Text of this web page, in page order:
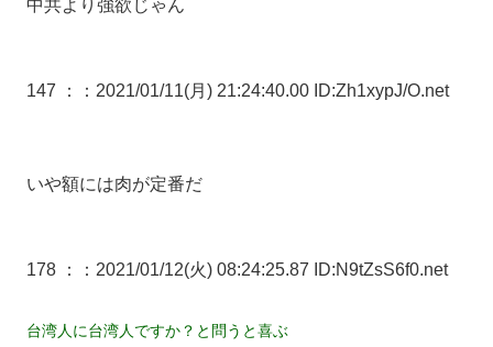
中共より強欲じゃん
147 ： ：2021/01/11(月) 21:24:40.00 ID:Zh1xypJ/O.net
いや額には肉が定番だ
178 ： ：2021/01/12(火) 08:24:25.87 ID:N9tZsS6f0.net
台湾人に台湾人ですか？と問うと喜ぶ